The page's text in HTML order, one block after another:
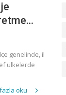
genelinde, il
ülkelerde
oku